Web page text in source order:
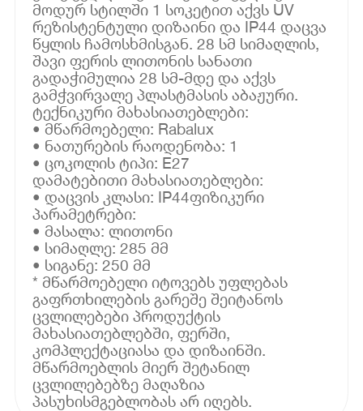
მოდურ სტილში 1 სოკეტით აქვს UV
რეზისტენტული დიზაინი და IP44 დაცვა
წყლის ჩამოსხმისგან. 28 სმ სიმაღლის,
შავი ფერის ლითონის სანათი
გადაჭიმულია 28 სმ-მდე და აქვს
გამჭვირვალე პლასტმასის აბაჟური.
ტექნიკური მახასიათებლები:
• მწარმოებელი: Rabalux
• ნათურების რაოდენობა: 1
• ცოკოლის ტიპი: E27
დამატებითი მახასიათებლები:
• დაცვის კლასი: IP44ფიზიკური
პარამეტრები:
• მასალა: ლითონი
• სიმაღლე: 285 მმ
• სიგანე: 250 მმ
* მწარმოებელი იტოვებს უფლებას
გაფრთხილების გარეშე შეიტანოს
ცვლილებები პროდუქტის
მახასიათებლებში, ფერში,
კომპლექტაციასა და დიზაინში.
მწარმოებლის მიერ შეტანილ
ცვლილებებზე მაღაზია
პასუხისმგებლობას არ იღებს.